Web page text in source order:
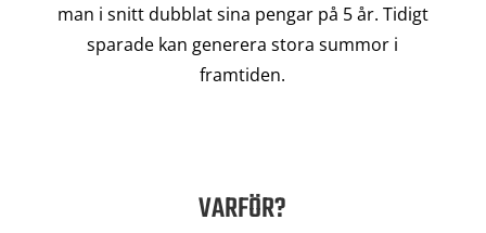
man i snitt dubblat sina pengar på 5 år. Tidigt
sparade kan generera stora summor i
framtiden.
VARFÖR?